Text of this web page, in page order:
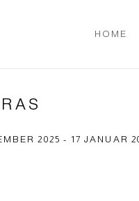
HOME
2025 - 17 JANUAR